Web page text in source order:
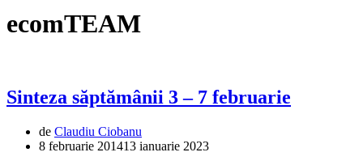
ecomTEAM
Sinteza săptămânii 3 – 7 februarie
de Claudiu Ciobanu
8 februarie 201413 ianuarie 2023